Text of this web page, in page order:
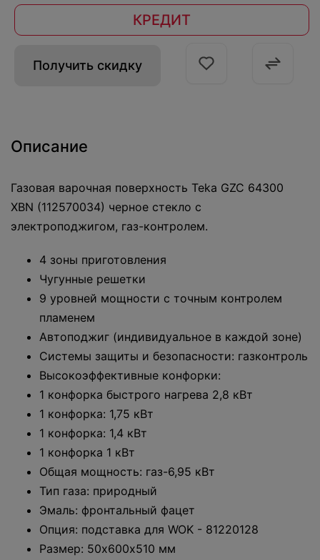
КРЕДИТ
Получить скидку
Описание
Газовая варочная поверхность Teka GZC 64300
XBN (112570034) черное стекло с
электроподжигом, газ-контролем.
4 зоны приготовления
Чугунные решетки
9 уровней мощности с точным контролем
пламенем
Автоподжиг (индивидуальное в каждой зоне)
Системы защиты и безопасности: газконтроль
Высокоэффективные конфорки:
1 конфорка быстрого нагрева 2,8 кВт
1 конфорка: 1,75 кВт
1 конфорка: 1,4 кВт
1 конфорка 1 кВт
Общая мощность: газ-6,95 кВт
Тип газа: природный
Эмаль: фронтальный фацет
Опция: подставка для WOK - 81220128
Размер: 50х600х510 мм